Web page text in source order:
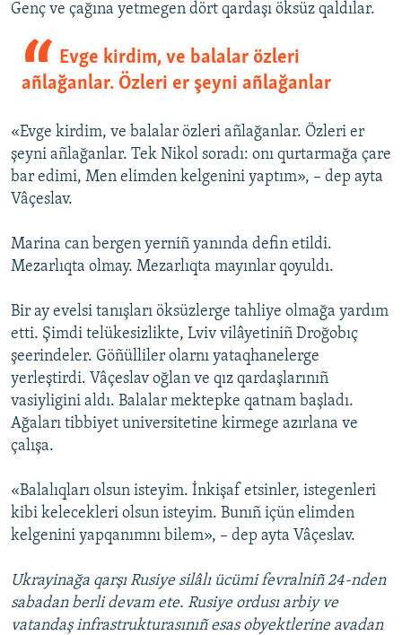
Genç ve çağına yetmegen dört qardaşı öksüz qaldılar.
Evge kirdim, ve balalar özleri
añlağanlar. Özleri er şeyni añlağanlar
«Evge kirdim, ve balalar özleri añlağanlar. Özleri er
şeyni añlağanlar. Tek Nikol soradı: onı qurtarmağa çare
bar edimi, Men elimden kelgenini yaptım», – dep ayta
Vâçeslav.
Marina can bergen yerniñ yanında defin etildi.
Mezarlıqta olmay. Mezarlıqta mayınlar qoyuldı.
Bir ay evelsi tanışları öksüzlerge tahliye olmağa yardım
etti. Şimdi telükesizlikte, Lviv vilâyetiniñ Droğobıç
şeerindeler. Göñülliler olarnı yataqhanelerge
yerleştirdi. Vâçeslav oğlan ve qız qardaşlarınıñ
vasiyligini aldı. Balalar mektepke qatnam başladı.
Ağaları tibbiyet universitetine kirmege azırlana ve
çalışa.
«Balalıqları olsun isteyim. İnkişaf etsinler, istegenleri
kibi kelecekleri olsun isteyim. Bunıñ içün elimden
kelgenini yapqanımnı bilem», – dep ayta Vâçeslav.
Ukrayinağa qarşı Rusiye silâlı ücümi fevralniñ 24-nden
sabadan berli devam ete. Rusiye ordusı arbiy ve
vatandaş infrastrukturasınıñ esas obyektlerine avadan